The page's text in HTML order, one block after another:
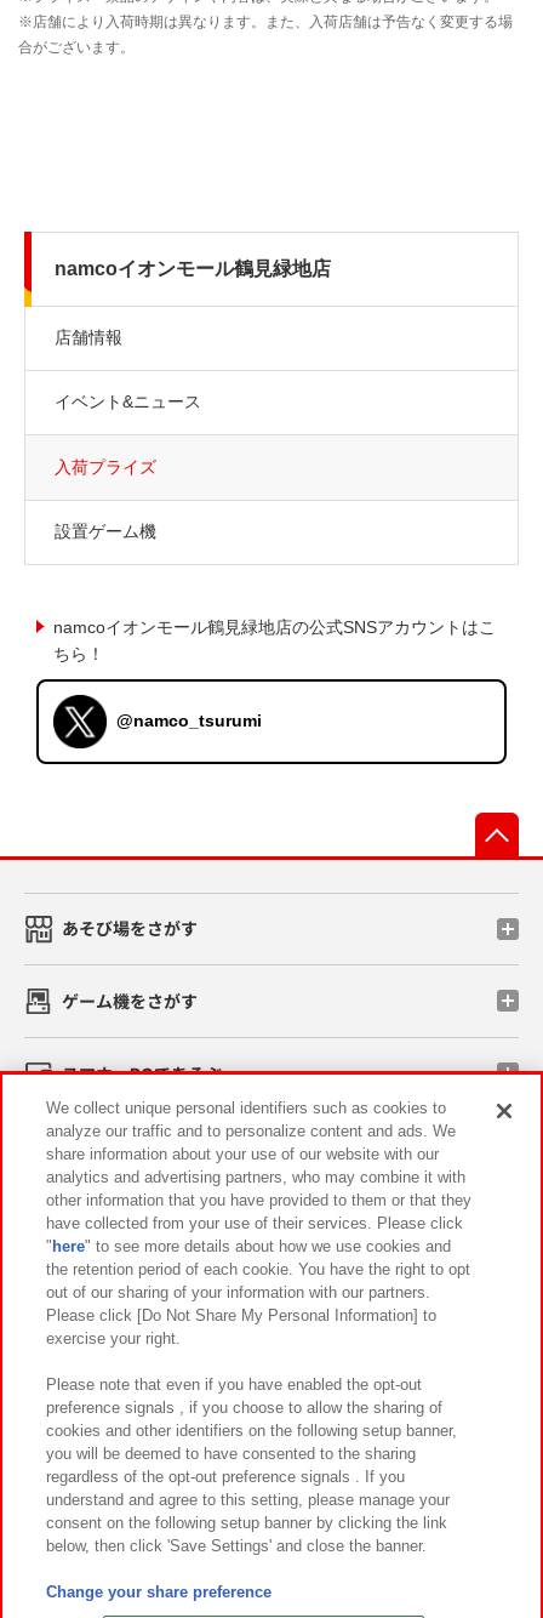
namcoイオンモール鶴見緑地店
店舗情報
イベント&ニュース
入荷プライズ
設置ゲーム機
namcoイオンモール鶴見緑地店の公式SNSアカウントはこ
ちら！
@namco_tsurumi
あそび場をさがす
ゲーム機をさがす
スマホ・PCであそぶ
イベント・キャンペーン
関連会社 サステナビリティ サイトポリシー
プライバシーポリシー ウェブアクセシビリティ方針と検証結果
お取引先さまとともに
カスタマーハラスメント対応方針 よくあるご質問・お問い合わせ
©Bandai Namco Amusement Inc.
©Bandai Namco Amusement Lab Inc.
We collect unique personal identifiers such as cookies to
analyze our traffic and to personalize content and ads. We
share information about your use of our website with our
analytics and advertising partners, who may combine it with
other information that you have provided to them or that they
have collected from your use of their services. Please click
" here" to see more details about how we use cookies and
the retention period of each cookie. You have the right to opt
out of our sharing of your information with our partners.
Please click [Do Not Share My Personal Information] to
exercise your right.
Please note that even if you have enabled the opt-out
preference signals , if you choose to allow the sharing of
cookies and other identifiers on the following setup banner,
you will be deemed to have consented to the sharing
regardless of the opt-out preference signals . If you
understand and agree to this setting, please manage your
consent on the following setup banner by clicking the link
below, then click 'Save Settings' and close the banner.
Change your share preference